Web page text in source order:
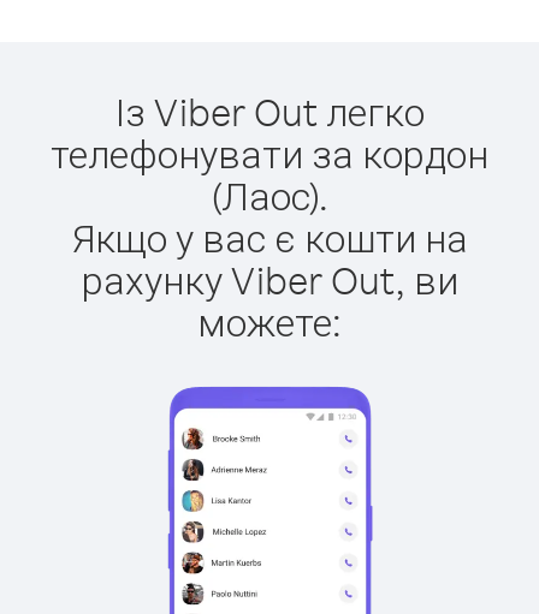
Із Viber Out легко
телефонувати за кордон
(Лаос).
Якщо у вас є кошти на
рахунку Viber Out, ви
можете: